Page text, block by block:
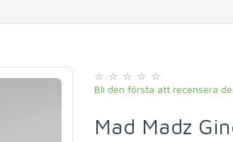
Bli den första att recensera
Mad Madz